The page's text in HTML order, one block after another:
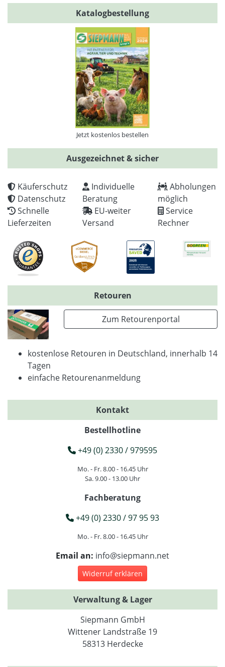
Katalogbestellung
Jetzt kostenlos bestellen
Ausgezeichnet & sicher
Käuferschutz
Datenschutz
Schnelle
Lieferzeiten
Individuelle
Beratung
EU-weiter
Versand
Abholungen
möglich
Service
Rechner
Retouren
Zum Retourenportal
kostenlose Retouren in Deutschland, innerhalb 14
Tagen
einfache Retourenanmeldung
Kontakt
Bestellhotline
+49 (0) 2330 / 979595
Mo. - Fr. 8.00 - 16.45 Uhr
Sa. 9.00 - 13.00 Uhr
Fachberatung
+49 (0) 2330 / 97 95 93
Mo. - Fr. 8.00 - 16.45 Uhr
Email an: info@siepmann.net
Widerruf erklären
Verwaltung & Lager
Siepmann GmbH
Wittener Landstraße 19
58313 Herdecke